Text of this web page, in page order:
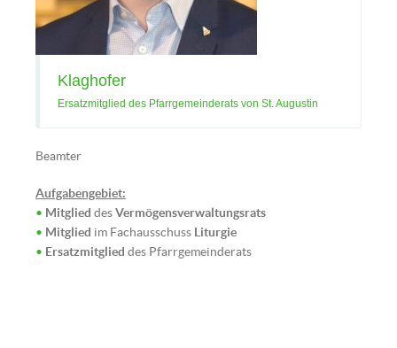
Klaghofer
Ersatzmitglied des Pfarrgemeinderats von St. Augustin
Beamter
Aufgabengebiet:
• Mitglied desVermögensverwaltungsrats
• Mitglied im Fachausschuss Liturgie
• Ersatzmitglied des Pfarrgemeinderats